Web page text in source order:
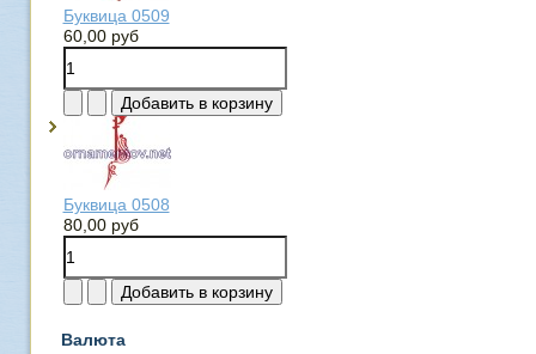
Буквица 0509
60,00 руб
Буквица 0508
80,00 руб
Валюта